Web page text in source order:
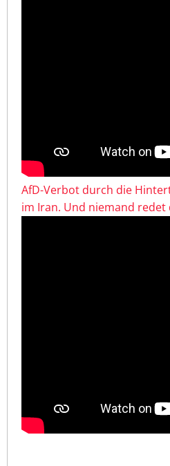
AfD-Verbot durch die
im Iran. Und niemand